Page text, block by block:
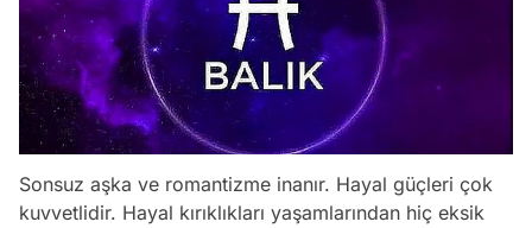
Sonsuz aşka ve romantizme inanır. Hayal güçleri çok
kuvvetlidir. Hayal kırıklıkları yaşamlarından hiç eksik